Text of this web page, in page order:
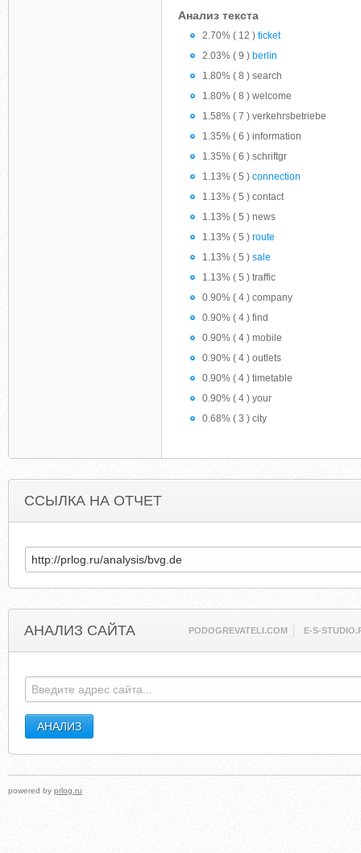
Анализ текста
2.70% ( 12 ) ticket
2.03% ( 9 ) berlin
1.80% ( 8 ) search
1.80% ( 8 ) welcome
1.58% ( 7 ) verkehrsbetriebe
1.35% ( 6 ) information
1.35% ( 6 ) schriftgr
1.13% ( 5 ) connection
1.13% ( 5 ) contact
1.13% ( 5 ) news
1.13% ( 5 ) route
1.13% ( 5 ) sale
1.13% ( 5 ) traffic
0.90% ( 4 ) company
0.90% ( 4 ) find
0.90% ( 4 ) mobile
0.90% ( 4 ) outlets
0.90% ( 4 ) timetable
0.90% ( 4 ) your
0.68% ( 3 ) city
ССЫЛКА НА ОТЧЕТ
АНАЛИЗ САЙТА PODOGREVATELI.COM E-S-
powered by prlog.ru